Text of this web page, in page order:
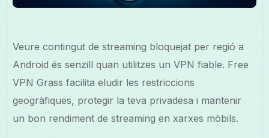
Veure contingut de streaming bloquejat per regió a
Android és senzill quan utilitzes un VPN fiable. Free
VPN Grass facilita eludir les restriccions
geogràfiques, protegir la teva privadesa i mantenir
un bon rendiment de streaming en xarxes mòbils.